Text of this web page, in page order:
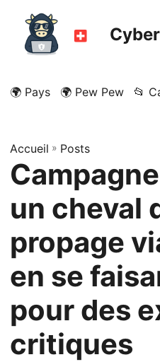
🌍 Pays 🌍 Pew Pew 📂
Accueil » Posts
un cheval
propage
en se
pour des
critiques